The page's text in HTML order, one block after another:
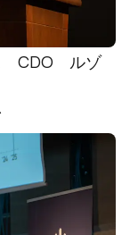
CDO ルゾ